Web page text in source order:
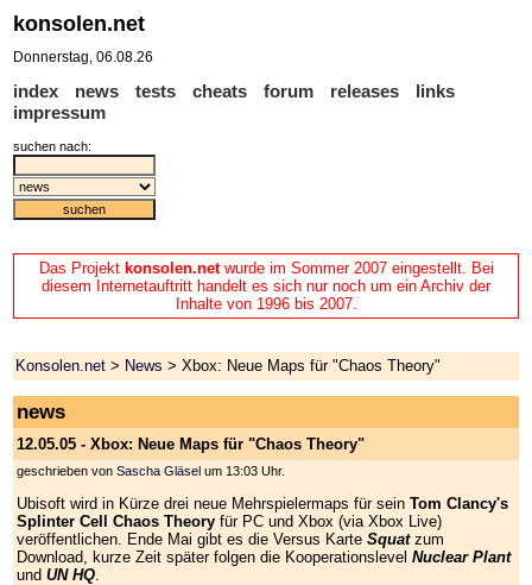
Das Projekt konsolen.netwurde im Sommer 2007 eingestellt. Bei
diesem Internetauftritt handelt es sich nur noch um ein Archiv der
Inhalte von 1996 bis 2007.
Konsolen.net > News > Xbox: Neue Maps für "Chaos Theory"
news
12.05.05 - Xbox: Neue Maps für "Chaos Theory"
geschrieben vonSascha Gläsel um 13:03 Uhr.
Ubisoft wird in Kürze drei neue Mehrspielermaps für seinTom Clancy's
Splinter Cell Chaos Theory für PC und Xbox (via Xbox Live)
veröffentlichen. Ende Mai gibt es die Versus KarteSquatzum
Download, kurze Zeit später folgen die KooperationslevelNuclear Plant
undUN HQ
konsolen.net
Donnerstag, 06.08.26
index news tests cheats forum releases
links
impressum
suchen nach: